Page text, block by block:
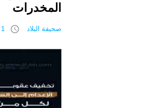
المخدرات
صحيفة البلاد access_time 1 / ربيع الآخر / 1440 هـ 9 ديسمبر 2018